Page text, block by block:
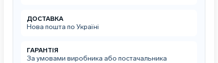
100)
ДОСТАВКА
Нова пошта по Україні
ГАРАНТІЯ
За умовами виробника або постачальника